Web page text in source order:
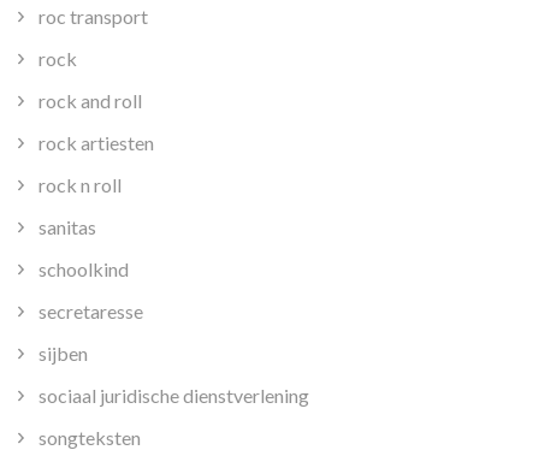
roc transport
rock
rock and roll
rock artiesten
rock n roll
sanitas
schoolkind
secretaresse
sijben
sociaal juridische dienstverlening
songteksten